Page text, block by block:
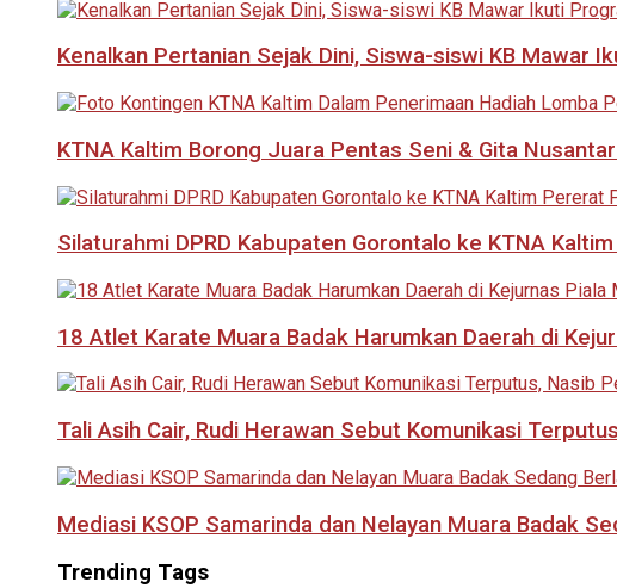
Kenalkan Pertanian Sejak Dini, Siswa-siswi KB Mawar
KTNA Kaltim Borong Juara Pentas Seni & Gita
Silaturahmi DPRD Kabupaten Gorontalo ke KTNA
18 Atlet Karate Muara Badak Harumkan Daerah di
Tali Asih Cair, Rudi Herawan Sebut Komunikasi
Mediasi KSOP Samarinda dan Nelayan Muara Badak
Trending Tags